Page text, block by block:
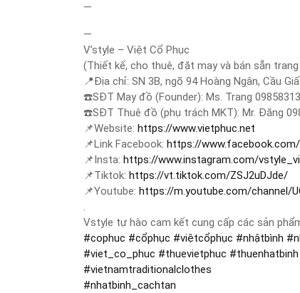
—
—
V’style – Việt Cổ Phục
(Thiết kế, cho thuê, đặt may và bán sẵn
📍Địa chỉ: SN 3B, ngõ 94 Hoàng Ngân, Cầu
☎️SĐT May đồ (Founder): Ms. Trang
☎️SĐT Thuê đồ (phụ trách MKT): Mr. Đăng
📌Website: https://www.vietphuc.net
📌Link Facebook: https://
📌Insta: https://www.instagram.com/
📌Tiktok: https://vt.tiktok.com/ZSJ2uDJde/
📌Youtube: https://m.youtube.com/channel/
.
Vstyle tự hào cam kết cung cấp các sản
#cophuc #cổphục #việtcổphục #nhậtbình #
#viet_co_phuc #thuevietphuc #thuenhatbinh
#vietnamtraditionalclothes
#nhatbinh_cachtan